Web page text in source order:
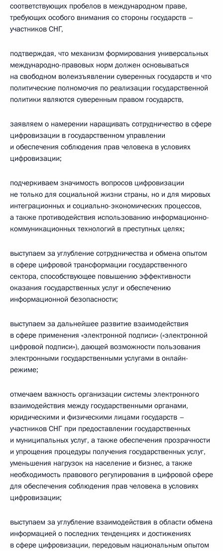
соответствующих пробелов в международном праве,
требующих особого внимания со стороны государств –
участников СНГ,
подтверждая, что механизм формирования универсальных
международно-правовых норм должен основываться
на свободном волеизъявлении суверенных государств и что
политические полномочия по реализации государственной
политики являются суверенным правом государств,
заявляем о намерении наращивать сотрудничество в сфере
цифровизации в государственном управлении
и обеспечения соблюдения прав человека в условиях
цифровизации;
подчеркиваем значимость вопросов цифровизации
не только для социальной жизни страны, но и для мировых
интеграционных и социально-экономических процессов,
а также противодействия использованию информационно-
коммуникационных технологий в преступных целях;
выступаем за углубление сотрудничества и обмена опытом
в сфере цифровой трансформации государственного
сектора, способствующее повышению эффективности
оказания государственных услуг и обеспечению
информационной безопасности;
выступаем за дальнейшее развитие взаимодействия
в сфере применения «электронной подписи» («электронной
цифровой подписи»), дающей возможности пользования
электронными государственными услугами в онлайн-
режиме;
отмечаем важность организации системы электронного
взаимодействия между государственными органами,
юридическими и физическими лицами государств –
участников СНГ при предоставлении государственных
и муниципальных услуг, а также обеспечения прозрачности
и упрощения процедуры получения государственных услуг,
уменьшения нагрузок на население и бизнес, а также
необходимость правового регулирования в цифровой сфере
для обеспечения соблюдения прав человека в условиях
цифровизации;
выступаем за углубление взаимодействия в области обмена
информацией о последних тенденциях и достижениях
в сфере цифровизации, передовым национальным опытом